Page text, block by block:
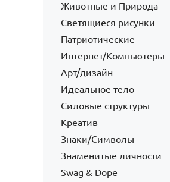
Животные и Природа
Светящиеся рисунки
Патриотические
Интернет/Компьютеры
Арт/дизайн
Идеальное тело
Силовые структуры
Креатив
Знаки/Символы
Знаменитые личности
Swag & Dope